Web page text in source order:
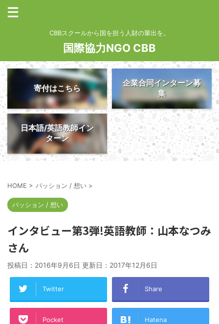
CBBスクールから国を担う人財の輩出を。
国際協力NGO CBB
寄付はこちら
企業合同インターン募
集
日本語/英語教師イン
ターン
HOME > パッション / 想い >
パッション / 想い
インタビュー第3弾!英語教師：山本なつみ
さん
投稿日：2016年9月6日 更新日： 2017年12月6日
Twitter Share
Pocket Hatena